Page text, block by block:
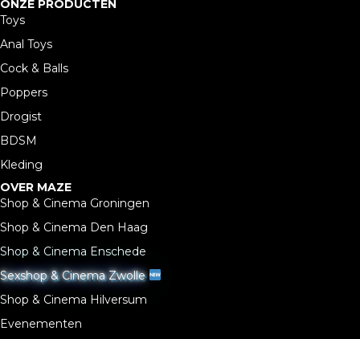
ONZE PRODUCTEN
Toys
Anal Toys
Cock & Balls
Poppers
Drogist
BDSM
Kleding
OVER MAZE
Shop & Cinema Groningen
Shop & Cinema Den Haag
Shop & Cinema Enschede
Sexshop & Cinema Zwolle
Shop & Cinema Hilversum
Evenementen